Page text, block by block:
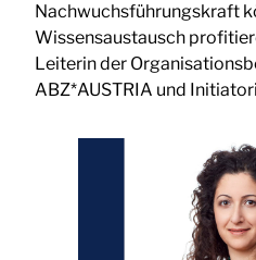
Nachwuchsführungskraft
Wissensaustausch
Leiterin der
ABZ*AUSTRIA und